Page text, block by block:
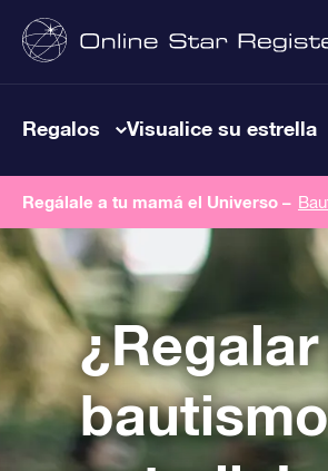
Regalos Visualice su estrella
Regálale a tu mamá el Universo –